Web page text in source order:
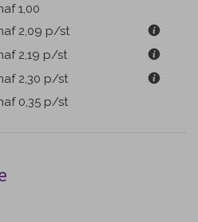
1,00
2,09 p/st
2,19 p/st
2,30 p/st
0,35 p/st